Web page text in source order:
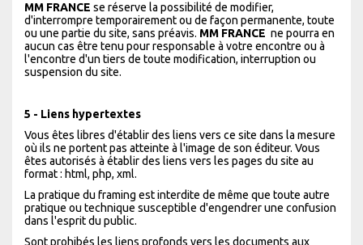
MM FRANCE se réserve la possibilité de modifier,
d'interrompre temporairement ou de façon permanente, toute
ou une partie du site, sans préavis. MM FRANCE ne pourra en
aucun cas être tenu pour responsable à votre encontre ou à
l'encontre d'un tiers de toute modification, interruption ou
suspension du site.
5 - Liens hypertextes
Vous êtes libres d'établir des liens vers ce site dans la mesure
où ils ne portent pas atteinte à l'image de son éditeur. Vous
êtes autorisés à établir des liens vers les pages du site au
format : html, php, xml.
La pratique du framing est interdite de même que toute autre
pratique ou technique susceptible d'engendrer une confusion
dans l'esprit du public.
Sont prohibés les liens profonds vers les documents aux